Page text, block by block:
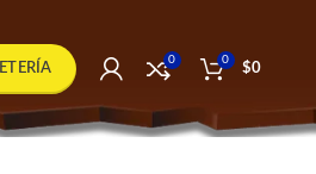
0 0
$0